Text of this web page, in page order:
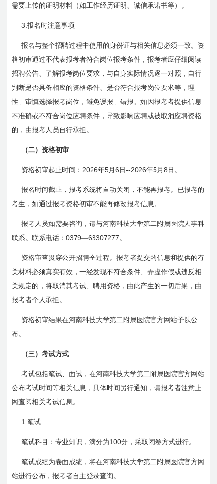
需要上传的证明材料（如工作经历证明、诚信承诺书等）。
3.报名时注意事项
报名与整个招聘过程中使用的身份证与相关信息必须一致。资
格初审通过不代表报考者符合岗位报考条件，报考者应仔细阅读
招聘公告、了解报考岗位要求，与自身实际情况逐一对照，自行
判断是否具备相应的资格条件、是否符合报考岗位要求等，理
性、审慎选择报考岗位，避免误报、错报。如因报考者提供信息
不准确或不符合岗位应聘条件，导致影响应聘或被取消应聘资格
的，由报考人员自行承担。
（二）资格初审
资格初审起止时间： 2026年5 月6 日--2026年5 月8 日 。
报名时间截止，报考系统将自动关闭，不能再报考。已报考的
考生，如通过报考资格初审不能再修改报考信息。
报考人员如需要咨询，请与河南科技大学第二附属医院人事科
联系。联系电话：0379—63307277 。
资格审查贯穿公开招聘全过程。报考者提交的信息和提供的有
关材料必须真实有效，一经发现不符合条件、弄虚作假或违反相
关规定的，将取消其考试、聘用资格，由此产生的一切后果，由
报考者个人承担。
资格初审结果在河南科技大学第二附属医院官方网站予以公
布。
（三）考试方式
考试包括笔试、面试，在河南科技大学第二附属医院官方网站
公布考试时间等相关信息，具体时间另行通知，请报考者注意上
网查阅相关考试信息。
1.笔试
笔试科目：专业知识，满分为100分，采取闭卷方式进行。
笔试成绩为卷面成绩，将在河南科技大学第二附属医院官方网
站进行公布，报考者自主登录查询。